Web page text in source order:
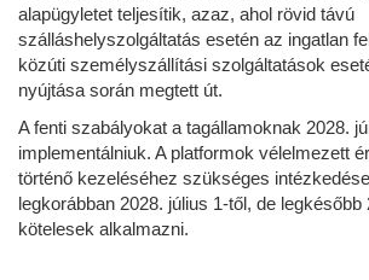
alapügyletet teljesítik, azaz, ahol rövid távú
szálláshelyszolgáltatás esetén az ingatlan
közúti személyszállítási szolgáltatások
nyújtása során megtett út.
A fenti szabályokat a tagállamoknak 2028.
implementálniuk. A platformok vélelmezett
történő kezeléséhez szükséges
legkorábban 2028. július 1-től, de legkésőbb
kötelesek alkalmazni.